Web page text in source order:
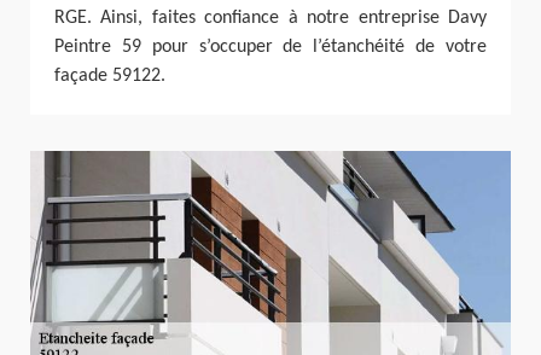
RGE. Ainsi, faites confiance à notre entreprise Davy
Peintre 59 pour s’occuper de l’étanchéité de votre
façade 59122.